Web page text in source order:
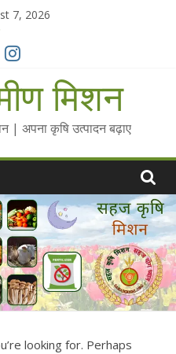
7, 2026
for Sahaj Krishi Promotions
- 2025-26
Water मिशन
| अपना कृषि उत्पादन बढ़ाए
looking for. Perhaps